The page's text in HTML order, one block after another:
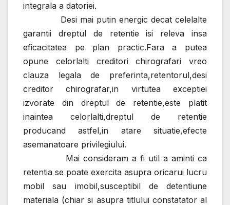
integrala a datoriei.
Desi mai putin energic decat celelalte
garantii dreptul de retentie isi releva insa
eficacitatea pe plan practic.Fara a putea
opune celorlalti creditori chirografari vreo
clauza legala de preferinta,retentorul,desi
creditor chirografar,in virtutea exceptiei
izvorate din dreptul de retentie,este platit
inaintea celorlalti,dreptul de retentie
producand astfel,in atare situatie,efecte
asemanatoare privilegiului.
Mai consideram a fi util a aminti ca
retentia se poate exercita asupra oricarui lucru
mobil sau imobil,susceptibil de detentiune
materiala (chiar si asupra titlului constatator al